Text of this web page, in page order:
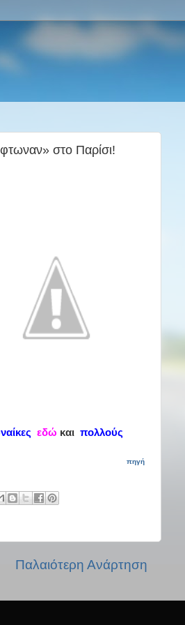
στο Παρίσι!
εδώ και πολλούς
πηγή
Παλαιότερη Ανάρτηση